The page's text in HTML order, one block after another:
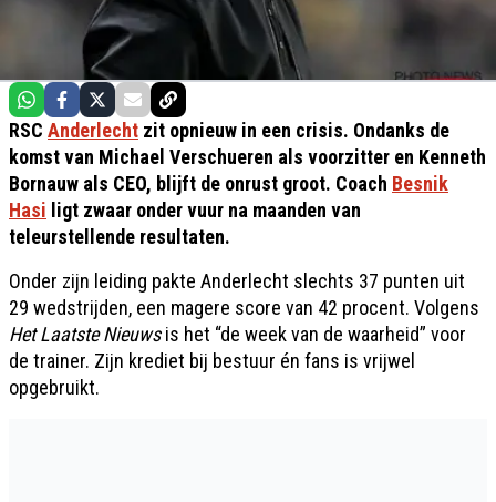
RSC Anderlecht zit opnieuw in een crisis. Ondanks de
komst van Michael Verschueren als voorzitter en Kenneth
Bornauw als CEO, blijft de onrust groot. Coach Besnik
Hasi ligt zwaar onder vuur na maanden van
teleurstellende resultaten.
Onder zijn leiding pakte Anderlecht slechts 37 punten uit
29 wedstrijden, een magere score van 42 procent. Volgens
Het Laatste Nieuwsis het “de week van de waarheid” voor
de trainer. Zijn krediet bij bestuur én fans is vrijwel
opgebruikt.